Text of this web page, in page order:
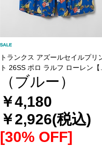
トランクス アズールセイルプリ
ト 26SS ポロ ラルフ ローレン【
開き】(RM4-D205）
（ブルー）
￥4,180
￥2,926(税込)
[30% OFF]